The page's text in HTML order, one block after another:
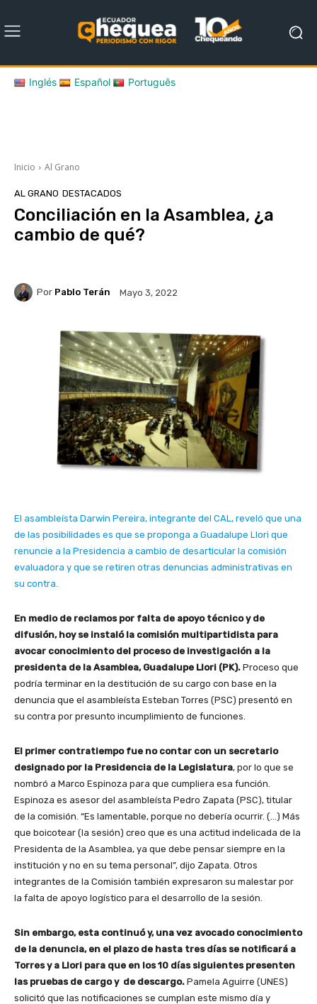
Inglés Español Português
Inicio Al Grano
AL GRANO DESTACADOS
Conciliación en la Asamblea, ¿a
cambio de qué?
Por Pablo Terán Mayo 3, 2022
El asambleísta Darwin Pereira, integrante del CAL, reveló que una
de las posibilidades es que se proponga a Guadalupe Llori que
renuncie a la Presidencia a cambio de desarticular la comisión
evaluadora y que se retiren otras denuncias administrativas en
su contra.
En medio de reclamos por falta de apoyo técnico y de
difusión, hoy se instaló la comisión multipartidista para
avocar conocimiento del proceso de investigación a la
presidenta de la Asamblea, Guadalupe Llori (PK). Proceso que
podría terminar en la destitución de su cargo con base en la
denuncia que el asambleísta Esteban Torres (PSC) presentó en
su contra por presunto incumplimiento de funciones.
El primer contratiempo fue no contar con un secretario
designado por la Presidencia de la Legislatura, por lo que se
nombró a Marco Espinoza para que cumpliera esa función.
Espinoza es asesor del asambleísta Pedro Zapata (PSC), titular
de la comisión. “Es lamentable, porque no debería ocurrir. (…) Más
que boicotear (la sesión) creo que es una actitud indelicada de la
Presidenta de la Asamblea, ya que debe pensar siempre en la
institución y no en su tema personal”, dijo Zapata. Otros
integrantes de la Comisión también expresaron su malestar por
la falta de apoyo logístico para el desarrollo de la sesión.
Sin embargo, esta continuó y, una vez avocado conocimiento
de la denuncia, en el plazo de hasta tres días se notificará a
Torres y a Llori para que en los 10 días siguientes presenten
las pruebas de cargo y de descargo. Pamela Aguirre (UNES)
solicitó que las notificaciones se cumplan este mismo día y